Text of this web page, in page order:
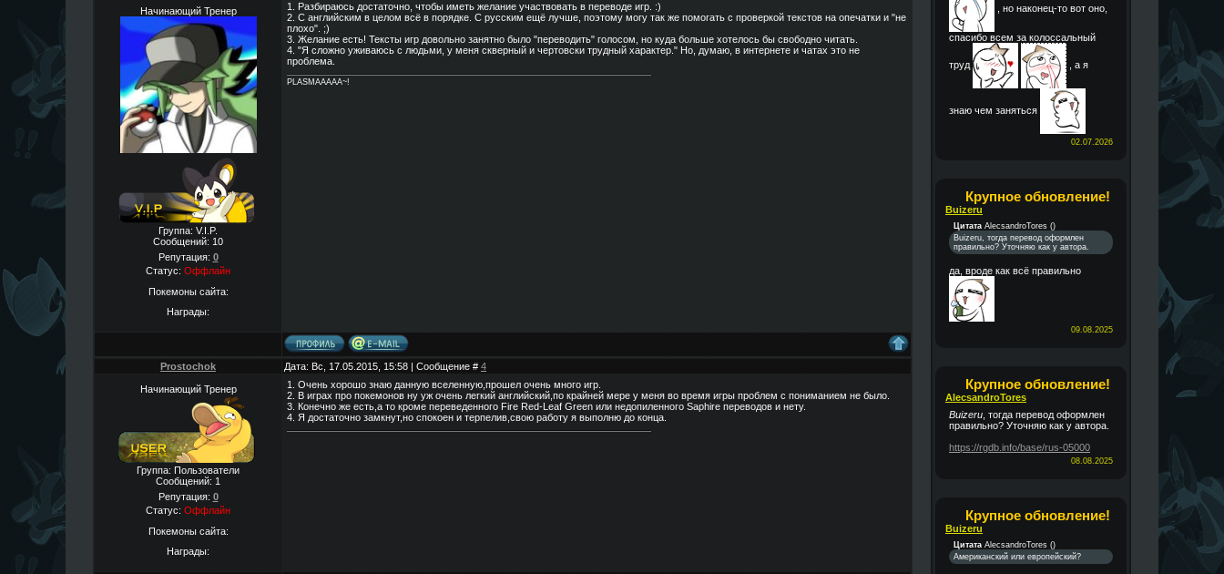
, но наконец-то вот оно,
спасибо всем за колоссальный
труд , а я
знаю чем заняться
02.07.2026
Крупное обновление!
Buizeru
Цитата AlecsandroTores ()
Buizeru, тогда перевод оформлен
правильно? Уточняю как у автора.
да, вроде как всё правильно
09.08.2025
Крупное обновление!
AlecsandroTores
Buizeru , тогда перевод оформлен
правильно? Уточняю как у автора.
https://rgdb.info/base/rus-05000
08.08.2025
Крупное обновление!
Buizeru
Цитата AlecsandroTores ()
Американский или европейский?
Начинающий Тренер
Группа: V.I.P.
Сообщений: 10
Репутация: 0
Статус: Оффлайн
Покемоны сайта:
Награды:
1. Разбираюсь достаточно, чтобы иметь желание участвовать в переводе игр. :)
2. С английским в целом всё в порядке. С русским ещё лучше, поэтому могу так же помогать с проверкой текстов на опечатки и "не
плохо". ;)
3. Желание есть! Тексты игр довольно занятно было "переводить" голосом, но куда больше хотелось бы свободно читать.
4. "Я сложно уживаюсь с людьми, у меня скверный и чертовски трудный характер." Но, думаю, в интернете и чатах это не
проблема.
PLASMAAAAA~!
Prostochok Дата: Вс, 17.05.2015, 15:58 | Сообщение # 4
Начинающий Тренер
Группа: Пользователи
Сообщений: 1
Репутация: 0
Статус: Оффлайн
Покемоны сайта:
Награды:
1. Очень хорошо знаю данную вселенную,прошел очень много игр.
2. В играх про покемонов ну уж очень легкий английский,по крайней мере у меня во время игры проблем с пониманием не было.
3. Конечно же есть,а то кроме переведенного Fire Red-Leaf Green или недопиленного Saphire переводов и нету.
4. Я достаточно замкнут,но спокоен и терпелив,свою работу я выполню до конца.